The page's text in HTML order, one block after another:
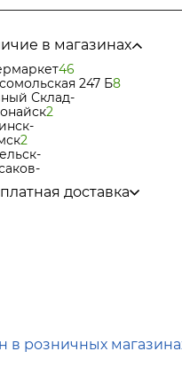
в магазинах
46
247 Б8
Склад-
2
-
2
-
-
доставка
в розничных